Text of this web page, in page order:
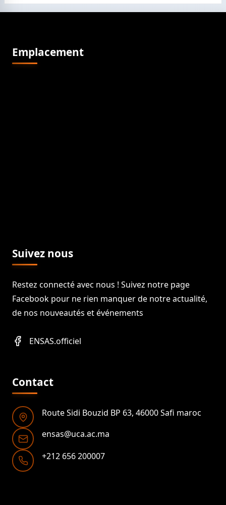
Emplacement
Suivez nous
Restez connecté avec nous ! Suivez notre page
Facebook pour ne rien manquer de notre actualité,
de nos nouveautés et événements
ENSAS.officiel
Contact
Route Sidi Bouzid BP 63, 46000 Safi maroc
ensas@uca.ac.ma
+212 656 200007